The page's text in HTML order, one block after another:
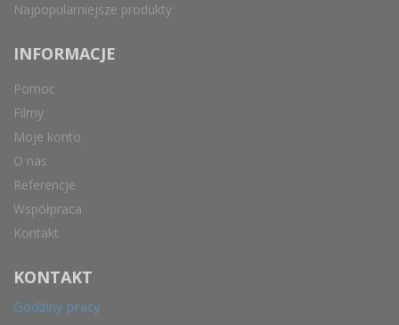
Najpopularniejsze produkty
INFORMACJE
Pomoc
Filmy
Moje konto
O nas
Referencje
Współpraca
Kontakt
KONTAKT
Godziny pracy